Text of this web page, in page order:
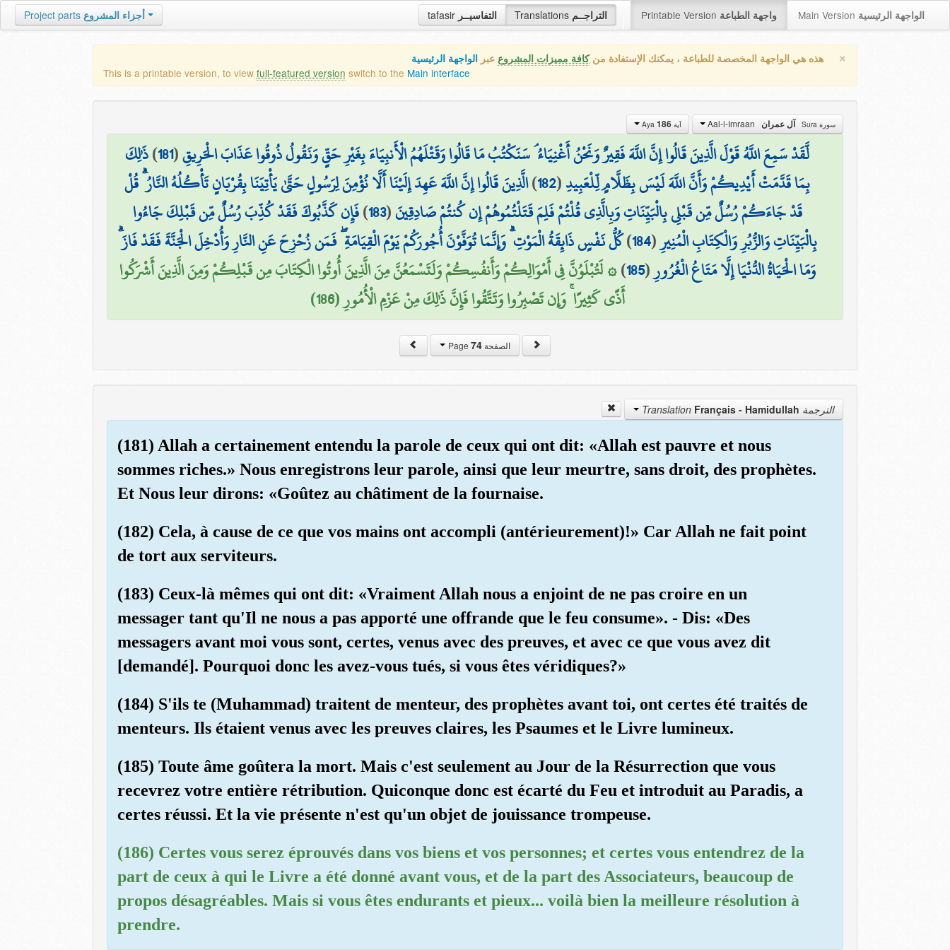
tafasir التفاسيــر Translations التراجــم Printable Version واجهة الطباعة Main Version الواجهة الرئيسية Project parts أجزاء المشروع
× هذه هي الواجهة المخصصة للطباعة ، يمكنك الإستفادة منكافة مميزات المشروع عبر الواجهة الرئيسية
This is a printable version, to view full-featured version switch to the Main interface
سورة Sura آل عمران آية Aya 186
لَّقَدْ سَمِعَ اللَّهُ قَوْلَ الَّذِينَ قَالُوا إِنَّ اللَّهَ فَقِيرٌ وَنَحْنُ أَغْنِيَاءُ ۘ سَنَكْتُبُ مَا قَالُوا وَقَتْلَهُمُ الْأَنبِيَاءَ بِغَيْرِ حَقٍّ وَنَقُولُ ذُوقُوا عَذَابَ الْحَرِيقِ(
181
)ذَٰلِكَ
بِمَا قَدَّمَتْ أَيْدِيكُمْ وَأَنَّ اللَّهَ لَيْسَ بِظَلَّامٍ لِّلْعَبِيدِ(
182
)الَّذِينَ قَالُوا إِنَّ اللَّهَ عَهِدَ إِلَيْنَا أَلَّا نُؤْمِنَ لِرَسُولٍ حَتَّىٰ يَأْتِيَنَا بِقُرْبَانٍ تَأْكُلُهُ النَّارُ ۗ قُلْ
قَدْ جَاءَكُمْ رُسُلٌ مِّن قَبْلِي بِالْبَيِّنَاتِ وَبِالَّذِي قُلْتُمْ فَلِمَ قَتَلْتُمُوهُمْ إِن كُنتُمْ صَادِقِينَ(
183
)فَإِن كَذَّبُوكَ فَقَدْ كُذِّبَ رُسُلٌ مِّن قَبْلِكَ جَاءُوا
بِالْبَيِّنَاتِ وَالزُّبُرِ وَالْكِتَابِ الْمُنِيرِ(
184
)كُلُّ نَفْسٍ ذَائِقَةُ الْمَوْتِ ۗ وَإِنَّمَا تُوَفَّوْنَ أُجُورَكُمْ يَوْمَ الْقِيَامَةِ ۖ فَمَن زُحْزِحَ عَنِ النَّارِ وَأُدْخِلَ الْجَنَّةَ فَقَدْ فَازَ ۗ
وَمَا الْحَيَاةُ الدُّنْيَا إِلَّا مَتَاعُ الْغُرُورِ(
185
)۞ لَتُبْلَوُنَّ فِي أَمْوَالِكُمْ وَأَنفُسِكُمْ وَلَتَسْمَعُنَّ مِنَ الَّذِينَ أُوتُوا الْكِتَابَ مِن قَبْلِكُمْ وَمِنَ الَّذِينَ أَشْرَكُوا
أَذًى كَثِيرًا ۚ وَإِن تَصْبِرُوا وَتَتَّقُوا فَإِنَّ ذَٰلِكَ مِنْ عَزْمِ الْأُمُورِ (186)
الصفحة Page74
الترجمة Translation Français - Hamidullah
(181) Allah a certainement entendu la parole de ceux qui ont dit: «Allah est pauvre et nous
sommes riches.» Nous enregistrons leur parole, ainsi que leur meurtre, sans droit, des prophètes.
Et Nous leur dirons: «Goûtez au châtiment de la fournaise.
(182) Cela, à cause de ce que vos mains ont accompli (antérieurement)!» Car Allah ne fait point
de tort aux serviteurs.
(183) Ceux-là mêmes qui ont dit: «Vraiment Allah nous a enjoint de ne pas croire en un
messager tant qu'Il ne nous a pas apporté une offrande que le feu consume». - Dis: «Des
messagers avant moi vous sont, certes, venus avec des preuves, et avec ce que vous avez dit
[demandé]. Pourquoi donc les avez-vous tués, si vous êtes véridiques?»
(184) S'ils te (Muhammad) traitent de menteur, des prophètes avant toi, ont certes été traités de
menteurs. Ils étaient venus avec les preuves claires, les Psaumes et le Livre lumineux.
(185) Toute âme goûtera la mort. Mais c'est seulement au Jour de la Résurrection que vous
recevrez votre entière rétribution. Quiconque donc est écarté du Feu et introduit au Paradis, a
certes réussi. Et la vie présente n'est qu'un objet de jouissance trompeuse.
(186) Certes vous serez éprouvés dans vos biens et vos personnes; et certes vous entendrez de la
part de ceux à qui le Livre a été donné avant vous, et de la part des Associateurs, beaucoup de
propos désagréables. Mais si vous êtes endurants et pieux... voilà bien la meilleure résolution à
prendre.